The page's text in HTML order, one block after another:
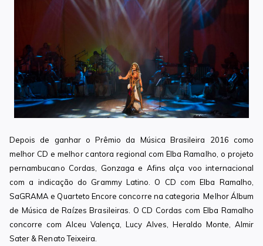
Depois de ganhar o Prêmio da Música Brasileira 2016 como
melhor CD e melhor cantora regional com Elba Ramalho, o projeto
pernambucano Cordas, Gonzaga e Afins alça voo internacional
com a indicação do Grammy Latino. O CD com Elba Ramalho,
SaGRAMA e Quarteto Encore concorre na categoria Melhor Álbum
de Música de Raízes Brasileiras. O CD Cordas com Elba Ramalho
concorre com Alceu Valença, Lucy Alves, Heraldo Monte, Almir
Sater & Renato Teixeira.